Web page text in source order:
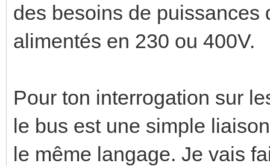
des besoins de puissances
alimentés en 230 ou 400V.
Pour ton interrogation sur
le bus est une simple
le même langage. Je vais